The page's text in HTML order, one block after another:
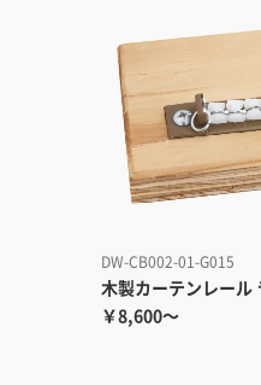
DW-CB002-01-G015
木製カーテンレール
￥8,600～